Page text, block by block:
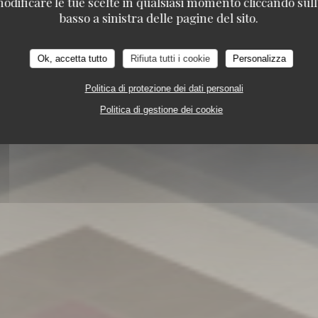
basso a sinistra delle pagine del sito.
Ok, accetta tutto Rifiuta tutti i cookie Personalizza
Politica di protezione dei dati personali
Politica di gestione dei cookie
25 RUE DU ROI DE SICILE 75004
TAVLINE